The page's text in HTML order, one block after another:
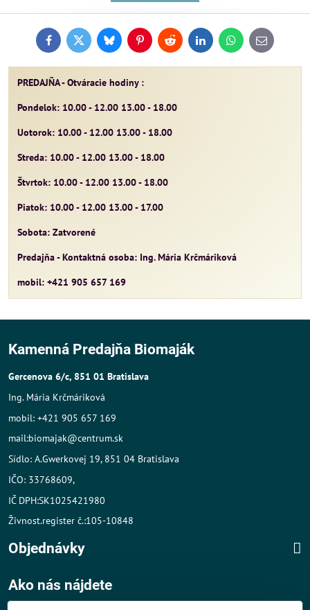
FacebookTwitterBlueskyPinterestReddit LinkedInWhatsApp
E-
mail
PREDAJŇA - Otváracie hodiny :
Pondelok: 10.00 - 12.00 13.00 - 18.00
Uotorok: 10.00 - 12.00 13.00 - 18.00
Streda: 10.00 - 12.00 13.00 - 18.00
Štvrtok: 10.00 - 12.00 13.00 - 18.00
Piatok: 10.00 - 12.00 13.00 - 17.00
Sobota: Zatvorené
Predajňa - Kontaktná osoba: Ing. Mária Krčmáriková
mobil: +421 905 657 169
Kamenná Predajňa Biomaják
Gercenova 6/c, 851 01 Bratislava
Ing. Mária Krčmáriková
mobil: +421 905 657 169
mail:biomajak@centrum.sk
Sídlo: A.Gwerkovej 19, 851 04 Bratislava
IČO: 33768609,
IČ DPH:SK1025421980
Živnost.register č.:105-10848
Objednávky
Ako nás nájdete